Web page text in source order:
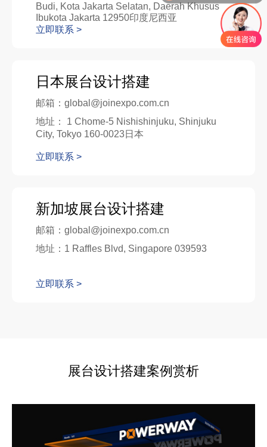
Budi, Kota Jakarta Selatan, Daerah Khusus
Ibukota Jakarta 12950印度尼西亚
立即联系 >
日本展台设计搭建
邮箱：global@joinexpo.com.cn
地址： 1 Chome-5 Nishishinjuku, Shinjuku
City, Tokyo 160-0023日本
立即联系 >
新加坡展台设计搭建
邮箱：global@joinexpo.com.cn
地址：1 Raffles Blvd, Singapore 039593
立即联系 >
展台设计搭建案例赏析